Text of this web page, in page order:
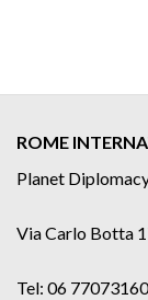
ROME
Planet
Via Carlo Botta
Tel: 06